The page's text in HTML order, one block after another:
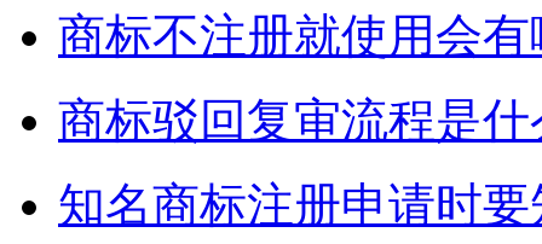
商标不注册就使用会
商标驳回复审流程是
知名商标注册申请时